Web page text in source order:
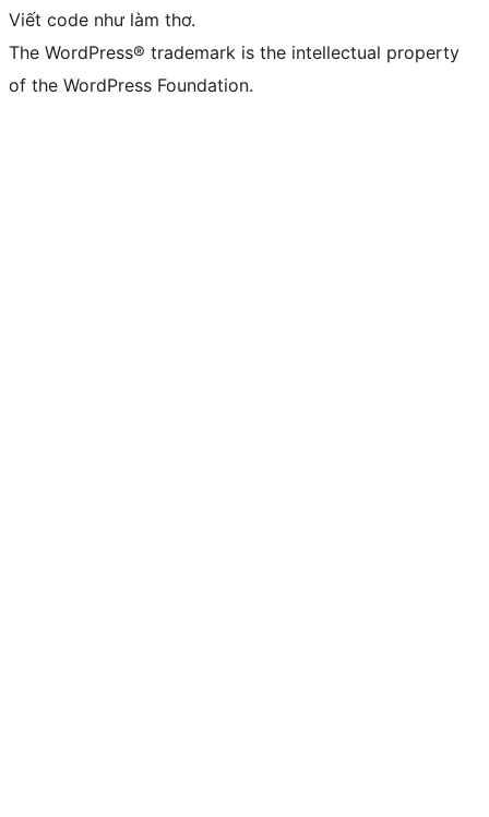
Viết code như làm thơ.
The WordPress® trademark is the intellectual property
of the WordPress Foundation.